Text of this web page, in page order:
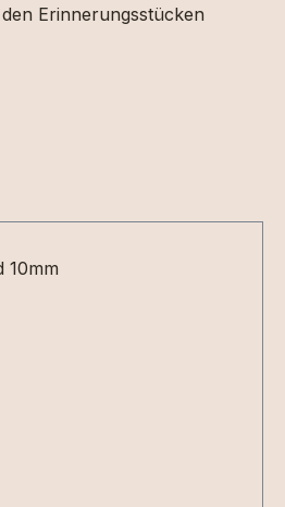
Erinnerungsstücken